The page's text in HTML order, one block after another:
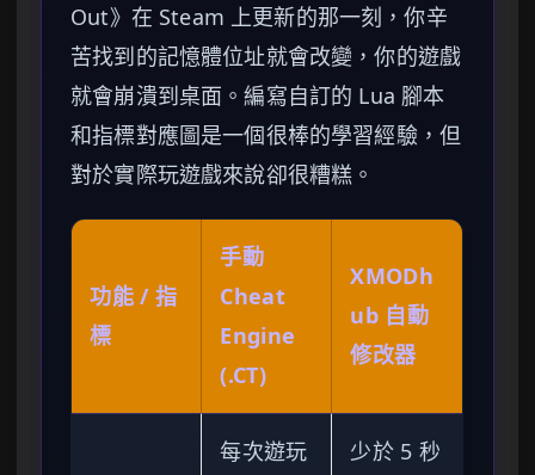
Out》在 Steam 上更新的那一刻，你辛
苦找到的記憶體位址就會改變，你的遊戲
就會崩潰到桌面。編寫自訂的 Lua 腳本
和指標對應圖是一個很棒的學習經驗，但
對於實際玩遊戲來說卻很糟糕。
功能 / 指
標
手動
Cheat
Engine
(.CT)
XMODh
ub 自動
修改器
每次遊玩
少於 5 秒